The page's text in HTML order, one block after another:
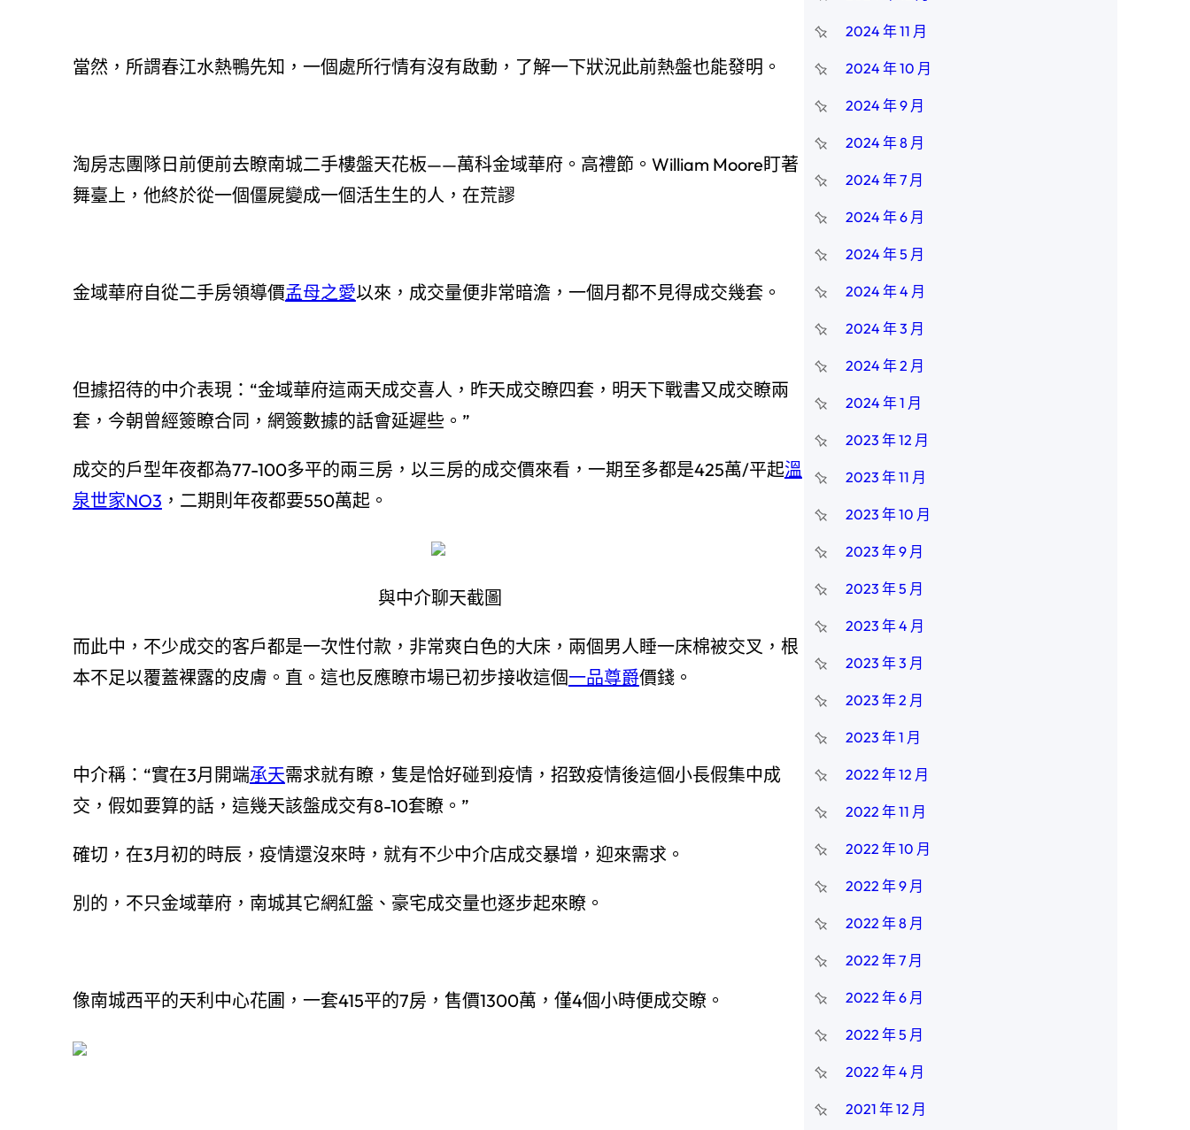
當然，所謂春江水熱鴨先知，一個處所行情有沒有啟動，了解一下狀況此前熱盤也能發明。
淘房志團隊日前便前去瞭南城二手樓盤天花板——萬科金域華府。高禮節。William Moore盯著
舞臺上，他終於從一個僵屍變成一個活生生的人，在荒謬
金域華府自從二手房領導價孟母之愛以來，成交量便非常暗澹，一個月都不見得成交幾套。
但據招待的中介表現：“金域華府這兩天成交喜人，昨天成交瞭四套，明天下戰書又成交瞭兩
套，今朝曾經簽瞭合同，網簽數據的話會延遲些。”
成交的戶型年夜都為77-100多平的兩三房，以三房的成交價來看，一期至多都是425萬/平起溫
泉世家NO3 ，二期則年夜都要550萬起。
與中介聊天截圖
而此中，不少成交的客戶都是一次性付款，非常爽白色的大床，兩個男人睡一床棉被交叉，根
本不足以覆蓋裸露的皮膚。直。這也反應瞭市場已初步接收這個一品尊爵價錢。
中介稱：“實在3月開端承天需求就有瞭，隻是恰好碰到疫情，招致疫情後這個小長假集中成
交，假如要算的話，這幾天該盤成交有8-10套瞭。”
確切，在3月初的時辰，疫情還沒來時，就有不少中介店成交暴增，迎來需求。
別的，不只金域華府，南城其它網紅盤、豪宅成交量也逐步起來瞭。
像南城西平的天利中心花圃，一套415平的7房，售價1300萬，僅4個小時便成交瞭。
2024 年 11 月
2024 年 10 月
2024 年 9 月
2024 年 8 月
2024 年 7 月
2024 年 6 月
2024 年 5 月
2024 年 4 月
2024 年 3 月
2024 年 2 月
2024 年 1 月
2023 年 12 月
2023 年 11 月
2023 年 10 月
2023 年 9 月
2023 年 5 月
2023 年 4 月
2023 年 3 月
2023 年 2 月
2023 年 1 月
2022 年 12 月
2022 年 11 月
2022 年 10 月
2022 年 9 月
2022 年 8 月
2022 年 7 月
2022 年 6 月
2022 年 5 月
2022 年 4 月
2021 年 12 月